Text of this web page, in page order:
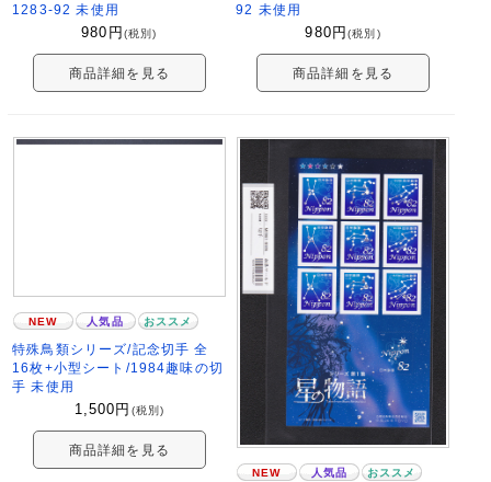
1283-92 未使用
980 円 (税別)
商品詳細を見る
92 未使用
980 円(税別)
商品詳細を見る
NEW 人気品 おススメ
特殊鳥類シリーズ/記念切手 全
16枚+小型シート/1984趣味の切
手 未使用
1,500 円 (税別)
商品詳細を見る
NEW 人気品 おススメ